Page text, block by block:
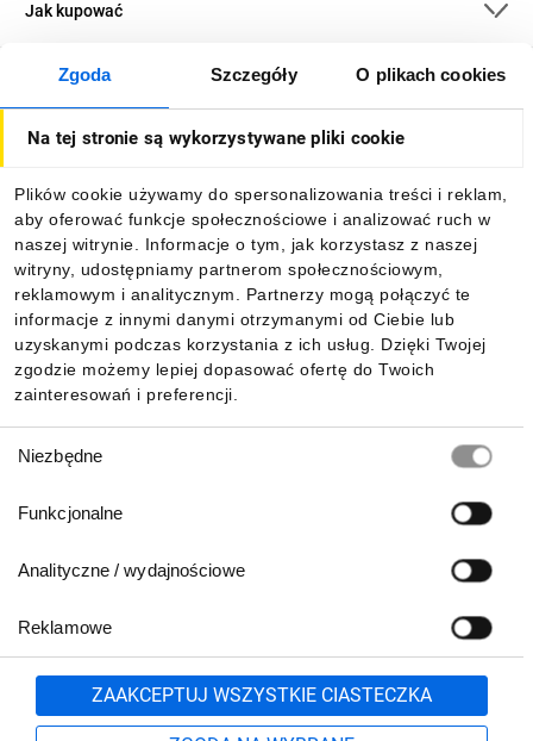
Zgoda Szczegóły O plikach cookies
Na tej stronie są wykorzystywane pliki cookie
Plików cookie używamy do spersonalizowania treści i reklam,
aby oferować funkcje społecznościowe i analizować ruch w
naszej witrynie. Informacje o tym, jak korzystasz z naszej
witryny, udostępniamy partnerom społecznościowym,
reklamowym i analitycznym. Partnerzy mogą połączyć te
informacje z innymi danymi otrzymanymi od Ciebie lub
uzyskanymi podczas korzystania z ich usług. Dzięki Twojej
zgodzie możemy lepiej dopasować ofertę do Twoich
zainteresowań i preferencji.
zgody
Niezbędne
Funkcjonalne
Analityczne / wydajnościowe
Reklamowe
ZAAKCEPTUJ WSZYSTKIE CIASTECZKA
Jak kupować
O firmie
Informacje
Pobierz naszą aplikację mobilną:
801 500 700 lub
71 37 61 600